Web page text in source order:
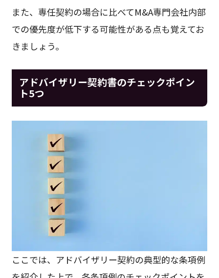
また、専任契約の場合に比べてM&A専門会社内部
での優先度が低下する可能性がある点も覚えてお
きましょう。
アドバイザリー契約書のチェックポイン
ト5つ
ここでは、アドバイザリー契約の典型的な条項例